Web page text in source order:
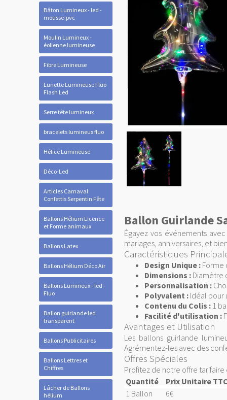
Bâton Lumineux - led -
mousse-pvc
Moulin Lumineux -
éolienne lumineuse
Fibre Lumineuse
Lunette Lumineuse Fluo
Flash Led
Serre tête lumineux
bracelets lumineux fluo
Hélice Lumineuse
Déco-Led
Articles Carnaval
Confettis Serpentin Fête
Ballons Hélium Licence
et Forme animaux
Ballons Latex
Ballons Hélium Déco Air
Ballons Lumineux - led -
Fluo
Ballon guirlande led
transparent
Ballons Publicitaires
Ballons Lettres et
Chiffres
Lâcher de Ballons
hélium
Ballon Guirlande
Égayez vos événements
mariages, anniversaires, et
Caractéristiques
Design Unique : Forme
Dimensions : Diamètre
Personnalisation :
Polyvalent : Idéal pour
Contenu du Colis : 1
Facilité d'utilisation :
Avantages et Utilisation
Les ballons guirlande
Agrémentez-les avec des
Offres Spéciales
Profitez de notre offre tarifaire
Quantité
Prix Unitaire
1 Ballon
6€